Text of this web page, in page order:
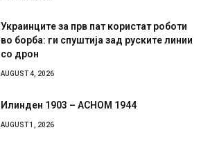
Украинците за прв пат користат роботи
во борба: ги спуштија зад руските линии
со дрон
AUGUST 4, 2026
Илинден 1903 – АСНОМ 1944
AUGUST 1, 2026